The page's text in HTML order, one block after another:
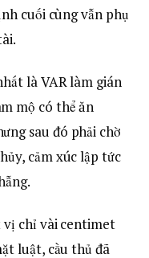
cuối cùng vẫn phụ
là VAR làm gián
mộ có thể ăn
sau đó phải chờ
cảm xúc lập tức
vị chỉ vài centimet
luật, cầu thủ đã